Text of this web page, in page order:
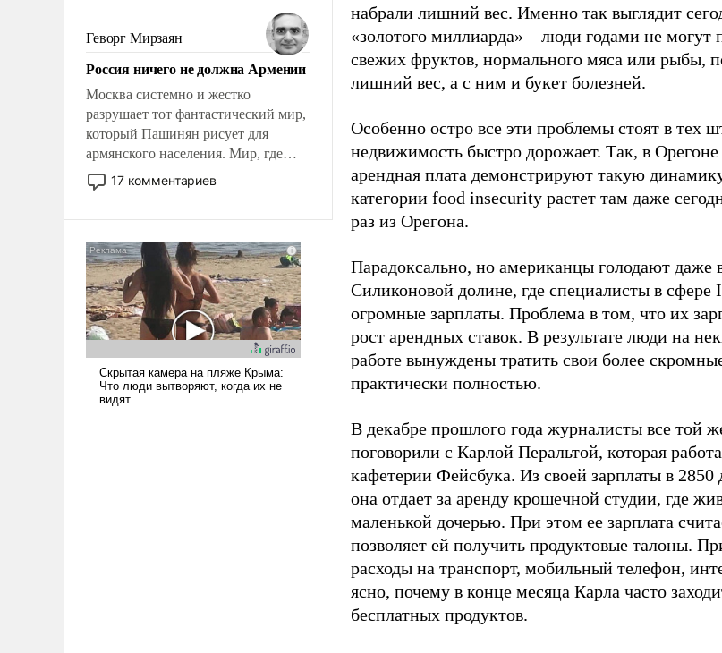
уязвимости США, например, перед
Китаем.
Геворг Мирзаян
Россия ничего не должна Армении
Москва системно и жестко
разрушает тот фантастический мир,
который Пашинян рисует для
армянского населения. Мир, где
политические прожекты будут
безусловно оплачиваться за счет
нужно отвечать.
17 комментариев
набрали лишний вес. Именно так выглядит
«золотого миллиарда» – люди годами не могут
свежих фруктов, нормального мяса или рыбы,
лишний вес, а с ним и букет болезней.
Особенно остро все эти проблемы стоят в тех
недвижимость быстро дорожает. Так, в
арендная плата демонстрируют такую
категории food insecurity растет там даже
раз из Орегона.
Парадоксально, но американцы голодают даже
Силиконовой долине, где специалисты в сфере
огромные зарплаты. Проблема в том, что их
рост арендных ставок. В результате люди на
работе вынуждены тратить свои более
практически полностью.
В декабре прошлого года журналисты все той
поговорили с Карлой Перальтой, которая
кафетерии Фейсбука. Из своей зарплаты в 2850
она отдает за аренду крошечной студии, где
маленькой дочерью. При этом ее зарплата
позволяет ей получить продуктовые талоны.
расходы на транспорт, мобильный телефон,
ясно, почему в конце месяца Карла часто
бесплатных продуктов.